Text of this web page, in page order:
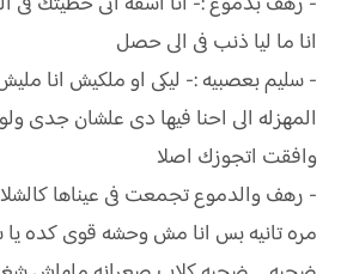
انا ما ليا ذنب فى الى حصل
- سليم بعصبيه :- ليكى او ملكيش انا
المهزله الى احنا فيها دى علشان جدى
وافقت اتجوزك اصلا
- رهف والدموع تجمعت فى عيناها
مره تانيه بس انا مش وحشه قوى كده يا